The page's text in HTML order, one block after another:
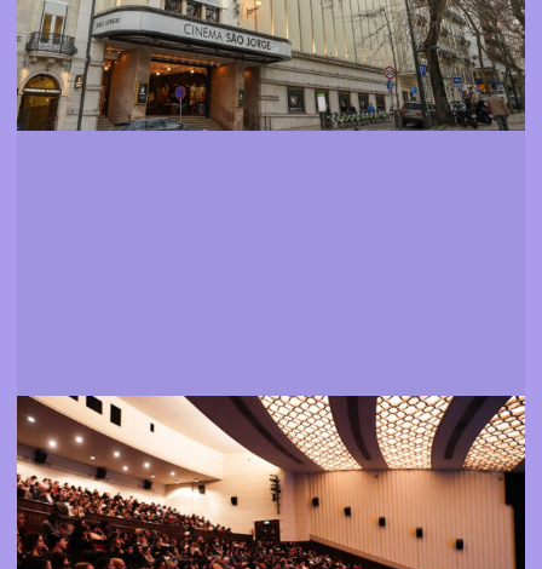
Filmes
Saber mais sobre a programação do festival
Mais informação